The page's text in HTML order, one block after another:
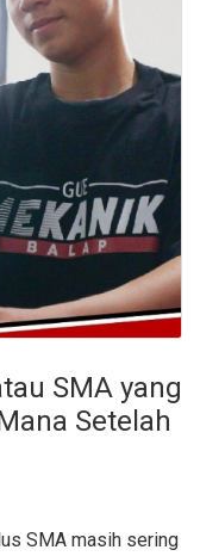
SMA yang
Setelah
SMA masih sering